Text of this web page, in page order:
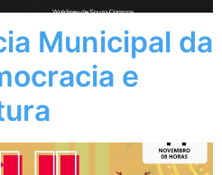
Municipal da
e